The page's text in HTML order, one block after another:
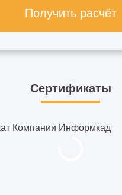
Получить расчёт
Сертификаты